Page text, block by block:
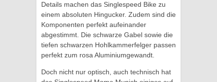
Details machen das Singlespeed Bike zu
einem absoluten Hingucker. Zudem sind die
Komponenten perfekt aufeinander
abgestimmt. Die schwarze Gabel sowie die
tiefen schwarzen Hohlkammerfelger passen
perfekt zum rosa Aluminiumgewandt.
Doch nicht nur optisch, auch technisch hat